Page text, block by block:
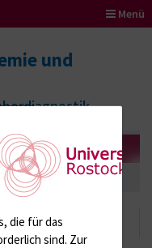
Menü
und
die für das
sind. Zur